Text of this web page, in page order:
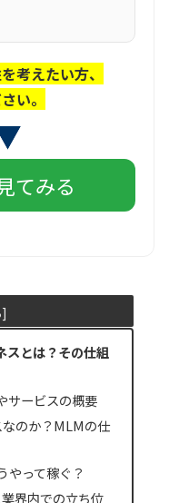
考えたい方、
い。
てみる
とは？その仕組
サービスの概要
のか？MLMの仕
って稼ぐ？
界内での立ち位